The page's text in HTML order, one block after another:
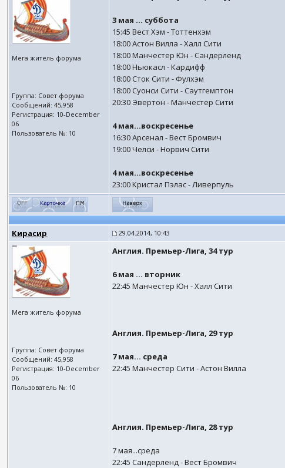
Мега житель форума
Группа: Совет форума
Сообщений: 45,958
Регистрация: 10-December
06
Пользователь №: 10
3 мая ... суббота
15:45 Вест Хэм - Тоттенхэм
18:00 Астон Вилла - Халл Сити
18:00 Манчестер Юн - Сандерленд
18:00 Ньюкасл - Кардифф
18:00 Сток Сити - Фулхэм
18:00 Суонси Сити - Саутгемптон
20:30 Эвертон - Манчестер Сити
4 мая...воскресенье
16:30 Арсенал - Вест Бромвич
19:00 Челси - Норвич Сити
4 мая...воскресенье
23:00 Кристал Пэлас - Ливерпуль
Кирасир 29.04.2014, 10:43
Мега житель форума
Группа: Совет форума
Сообщений: 45,958
Регистрация: 10-December
06
Пользователь №: 10
Англия. Премьер-Лига, 34 тур
6 мая ... вторник
22:45 Манчестер Юн - Халл Сити
Англия. Премьер-Лига, 29 тур
7 мая... среда
22:45 Манчестер Сити - Астон Вилла
Англия. Премьер-Лига, 28 тур
7 мая...среда
22:45 Сандерленд - Вест Бромвич